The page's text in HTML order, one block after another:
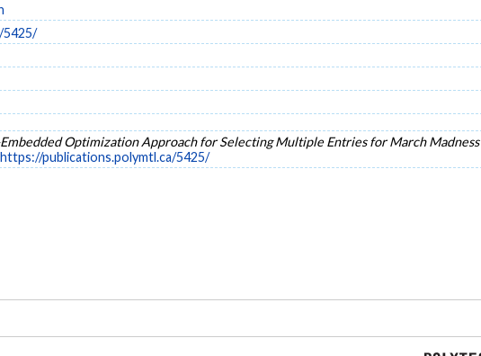
5425/
Optimization Approach for Selecting Multiple Entries for March Madness
https://publications.polymtl.ca/5425/